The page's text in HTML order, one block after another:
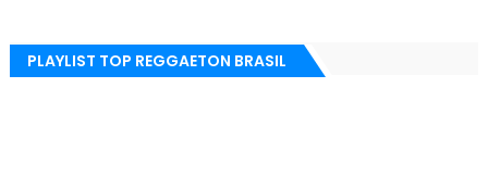
PLAYLIST TOP REGGAETON BRASIL